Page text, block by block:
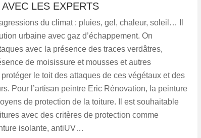
LES EXPERTS
du climat : pluies, gel, chaleur, soleil… Il
urbaine avec gaz d’échappement. On
avec la présence des traces verdâtres,
de moisissure et mousses et autres
le toit des attaques de ces végétaux et des
Pour l’artisan peintre Eric Rénovation, la peinture
de protection de la toiture. Il est souhaitable
avec des critères de protection comme
isolante, antiUV…